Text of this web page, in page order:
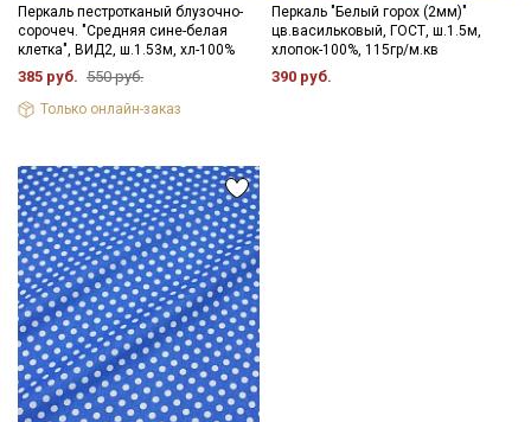
Перкаль пестротканый блузочно-
сорочеч. "Средняя сине-белая
клетка", ВИД2, ш.1.53м, хл-100%
385 руб. 550 руб.
Только онлайн-заказ
Перкаль "Белый горох (2мм)"
цв.васильковый, ГОСТ, ш.1.5м,
хлопок-100%, 115гр/м.кв
390 руб.